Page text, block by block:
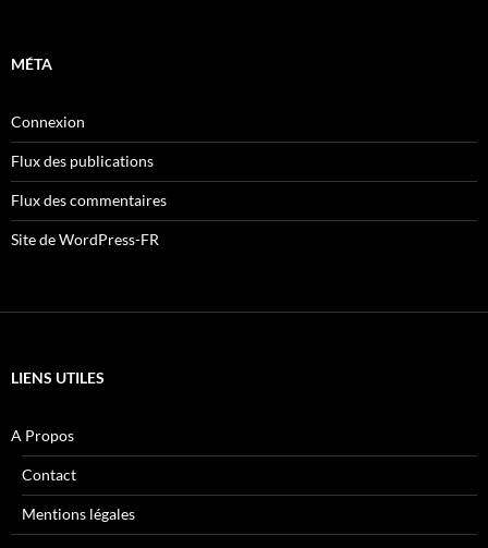
MÉTA
Connexion
Flux des publications
Flux des commentaires
Site de WordPress-FR
LIENS UTILES
A Propos
Contact
Mentions légales